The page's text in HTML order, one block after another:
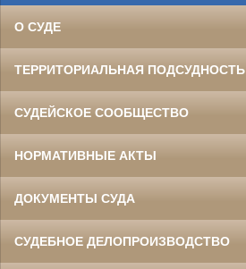
О СУДЕ
ТЕРРИТОРИАЛЬНАЯ ПОДСУДНОСТЬ
СУДЕЙСКОЕ СООБЩЕСТВО
НОРМАТИВНЫЕ АКТЫ
ДОКУМЕНТЫ СУДА
СУДЕБНОЕ ДЕЛОПРОИЗВОДСТВО